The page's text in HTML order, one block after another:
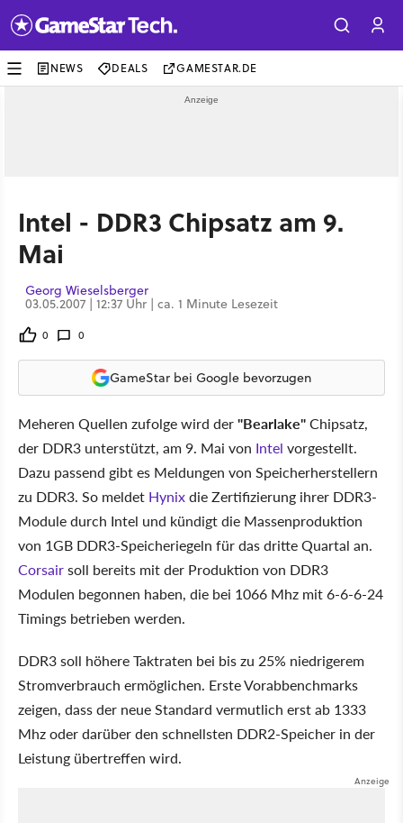
NEWS DEALS GAMESTAR.DE
Intel - DDR3 Chipsatz am 9.
Mai
Georg Wieselsberger
03.05.2007 | 12:37 Uhr | ca. 1 Minute Lesezeit
0 0
GameStar bei Google bevorzugen
Meheren Quellen zufolge wird der"Bearlake"Chipsatz,
der DDR3 unterstützt, am 9. Mai von Intel vorgestellt.
Dazu passend gibt es Meldungen von Speicherherstellern
zu DDR3. So meldet Hynixdie Zertifizierung ihrer DDR3-
Module durch Intel und kündigt die Massenproduktion
von 1GB DDR3-Speicheriegeln für das dritte Quartal an.
Corsairsoll bereits mit der Produktion von DDR3
Modulen begonnen haben, die bei 1066 Mhz mit 6-6-6-24
Timings betrieben werden.
DDR3 soll höhere Taktraten bei bis zu 25% niedrigerem
Stromverbrauch ermöglichen. Erste Vorabbenchmarks
zeigen, dass der neue Standard vermutlich erst ab 1333
Mhz oder darüber den schnellsten DDR2-Speicher in der
Leistung übertreffen wird.